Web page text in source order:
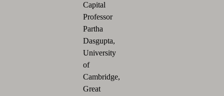
Capital
Professor
Partha
Dasgupta,
University
of
Cambridge,
Great